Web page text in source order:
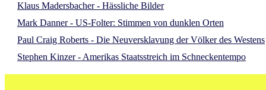
Klaus Madersbacher - Hässliche Bilder
Mark Danner - US-Folter: Stimmen von dunklen Orten
Paul Craig Roberts - Die Neuversklavung der Völker des Westens
Stephen Kinzer - Amerikas Staatsstreich im Schneckentempo